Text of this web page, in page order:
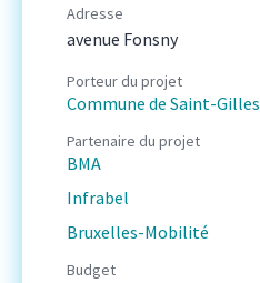
Adresse
avenue Fonsny
Porteur du projet
Commune de Saint-Gilles
Partenaire du projet
BMA
Infrabel
Bruxelles-Mobilité
Budget